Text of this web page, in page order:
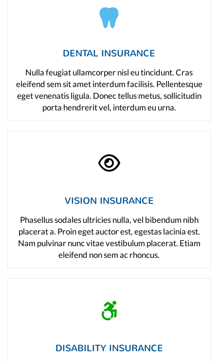
DENTAL INSURANCE
Nulla feugiat ullamcorper nisl eu tincidunt. Cras
eleifend sem sit amet interdum facilisis. Pellentesque
eget venenatis ligula. Donec tellus metus, sollicitudin
porta hendrerit vel, interdum eu urna.
VISION INSURANCE
Phasellus sodales ultricies nulla, vel bibendum nibh
placerat a. Proin eget auctor est, egestas lacinia est.
Nam pulvinar nunc vitae vestibulum placerat. Etiam
eleifend non sem ac rhoncus.
DISABILITY INSURANCE